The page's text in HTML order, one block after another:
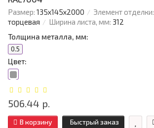
Размер: 135х145х2000 Элемент отделки:
торцевая
Ширина листа, мм: 312
Толщина металла, мм:
0.5
Цвет:
506.44 р.
В корзину Быстрый заказ